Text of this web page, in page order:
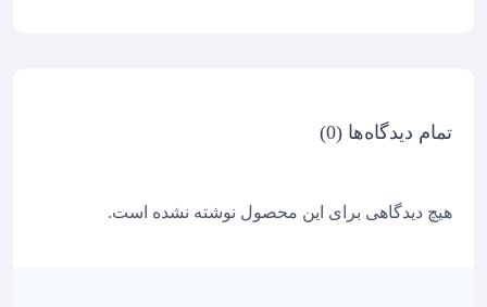
تمام دیدگاه‌ها (0)
هیچ دیدگاهی برای این محصول نوشته نشده است.